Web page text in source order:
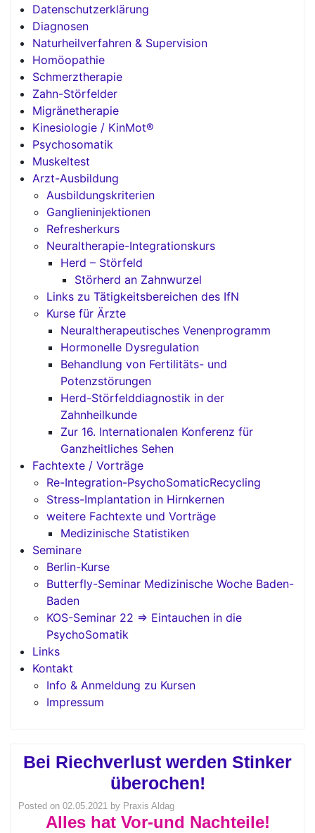
Datenschutzerklärung
Diagnosen
Naturheilverfahren & Supervision
Homöopathie
Schmerztherapie
Zahn-Störfelder
Migränetherapie
Kinesiologie / KinMot®
Psychosomatik
Muskeltest
Arzt-Ausbildung
Ausbildungskriterien
Ganglieninjektionen
Refresherkurs
Neuraltherapie-Integrationskurs
Herd – Störfeld
Störherd an Zahnwurzel
Links zu Tätigkeitsbereichen des IfN
Kurse für Ärzte
Neuraltherapeutisches Venenprogramm
Hormonelle Dysregulation
Behandlung von Fertilitäts- und
Potenzstörungen
Herd-Störfelddiagnostik in der
Zahnheilkunde
Zur 16. Internationalen Konferenz für
Ganzheitliches Sehen
Fachtexte / Vorträge
Re-Integration-PsychoSomaticRecycling
Stress-Implantation in Hirnkernen
weitere Fachtexte und Vorträge
Medizinische Statistiken
Seminare
Berlin-Kurse
Butterfly-Seminar Medizinische Woche Baden-
Baden
KOS-Seminar 22 => Eintauchen in die
PsychoSomatik
Links
Kontakt
Info & Anmeldung zu Kursen
Impressum
Bei Riechverlust werden Stinker
überochen!
Posted on 02.05.2021 by Praxis Aldag
Alles hat Vor-und Nachteile!